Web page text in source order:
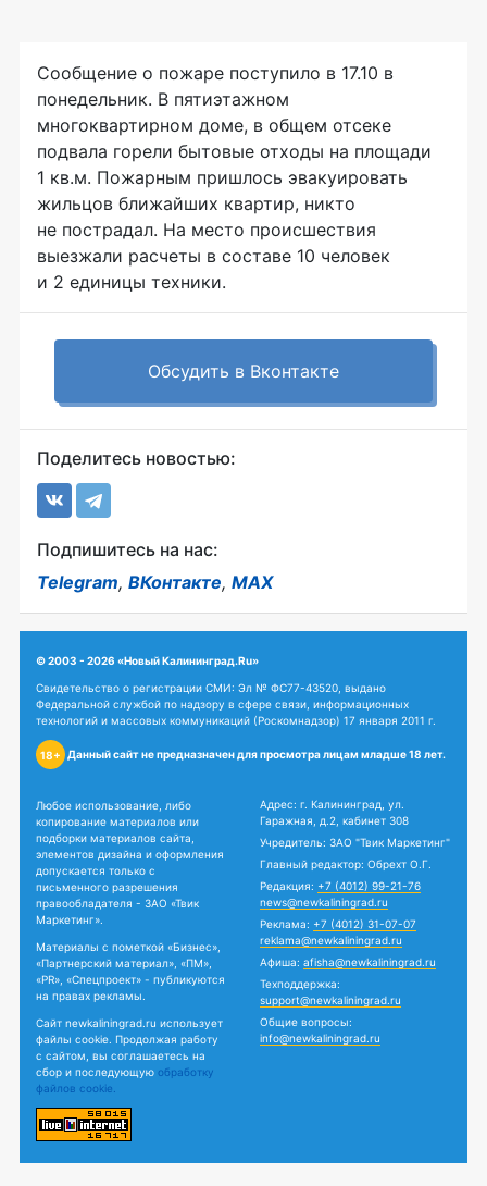
Сообщение о пожаре поступило в 17.10 в
понедельник. В пятиэтажном
многоквартирном доме, в общем отсеке
подвала горели бытовые отходы на площади
1 кв.м. Пожарным пришлось эвакуировать
жильцов ближайших квартир, никто
не пострадал. На место происшествия
выезжали расчеты в составе 10 человек
и 2 единицы техники.
Обсудить в Вконтакте
Поделитесь новостью:
Подпишитесь на нас:
Telegram, ВКонтакте, MAX
© 2003 - 2026 «Новый Калининград.Ru»
Свидетельство о регистрации СМИ: Эл № ФС77-43520, выдано
Федеральной службой по надзору в сфере связи, информационных
технологий и массовых коммуникаций (Роскомнадзор) 17 января 2011 г.
18+ Данный сайт не предназначен для просмотра лицам младше 18 лет.
Любое использование, либо
копирование материалов или
подборки материалов сайта,
элементов дизайна и оформления
допускается только с
письменного разрешения
правообладателя - ЗАО «Твик
Маркетинг».
Материалы с пометкой «Бизнес»,
«Партнерский материал», «ПМ»,
«PR», «Спецпроект» - публикуются
на правах рекламы.
Сайт newkaliningrad.ru использует
файлы cookie. Продолжая работу
с сайтом, вы соглашаетесь на
сбор и последующую обработку
файлов cookie.
Адрес: г. Калининград, ул.
Гаражная, д.2, кабинет 308
Учредитель: ЗАО "Твик Маркетинг"
Главный редактор: Обрехт О.Г.
Редакция: +7 (4012) 99-21-76
news@newkaliningrad.ru
Реклама: +7 (4012) 31-07-07
reklama@newkaliningrad.ru
Афиша: afisha@newkaliningrad.ru
Техподдержка:
support@newkaliningrad.ru
Общие вопросы:
info@newkaliningrad.ru